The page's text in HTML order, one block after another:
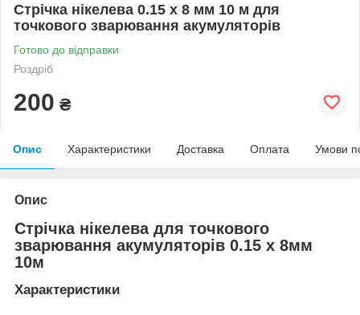
Стрічка нікелева 0.15 x 8 мм 10 м для
точкового зварювання акумуляторів
Готово до відправки
Роздріб
200 ₴
Опис Характеристики Доставка Оплата Умови
Опис
Стрічка нікелева для точкового
зварювання акумуляторів 0.15 x 8мм
10м
Характеристики